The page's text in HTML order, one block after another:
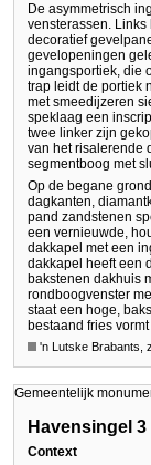
De asymmetrisch
vensterassen.
decoratief
gevelopeningen
ingangsportiek, die
trap leidt de portiek
met smeedijzeren
speklaag een
twee linker zijn
van het risalerende
segmentboog met
Op de begane
dagkanten,
pand zandstenen
een vernieuwde,
dakkapel met een
dakkapel heeft een
bakstenen dakhuis
rondboogvenster
staat een hoge,
bestaand fries
'n Lutske Brabants,
Gemeentelijk
Havensingel 3
Context